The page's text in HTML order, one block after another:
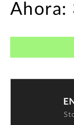
Ahora: